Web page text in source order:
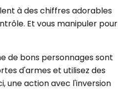
à des chiffres adorables
Et vous manipuler pour
de bons personnages sont
d'armes et utilisez des
une action avec l'inversion